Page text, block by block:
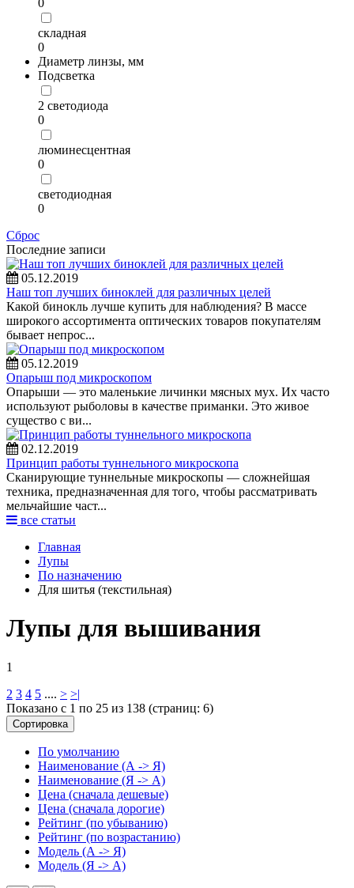
0
складная
0
Диаметр линзы, мм
Подсветка
2 светодиода
0
люминесцентная
0
светодиодная
0
Сброс
Последние записи
05.12.2019
Наш топ лучших биноклей для различных целей
Какой бинокль лучше купить для наблюдения? В массе
широкого ассортимента оптических товаров покупателям
бывает непрос...
05.12.2019
Опарыш под микроскопом
Опарыши — это маленькие личинки мясных мух. Их часто
используют рыболовы в качестве приманки. Это живое
существо с ви...
02.12.2019
Принцип работы туннельного микроскопа
Сканирующие туннельные микроскопы — сложнейшая
техника, предназначенная для того, чтобы рассматривать
мельчайшие част...
все статьи
Главная
Лупы
По назначению
Для шитья (текстильная)
Лупы для вышивания
1
2 3 4 5 .... > >|
Показано с 1 по 25 из 138 (страниц: 6)
Сортировка
По умолчанию
Наименование (А -> Я)
Наименование (Я -> А)
Цена (сначала дешевые)
Цена (сначала дорогие)
Рейтинг (по убыванию)
Рейтинг (по возрастанию)
Модель (А -> Я)
Модель (Я -> А)